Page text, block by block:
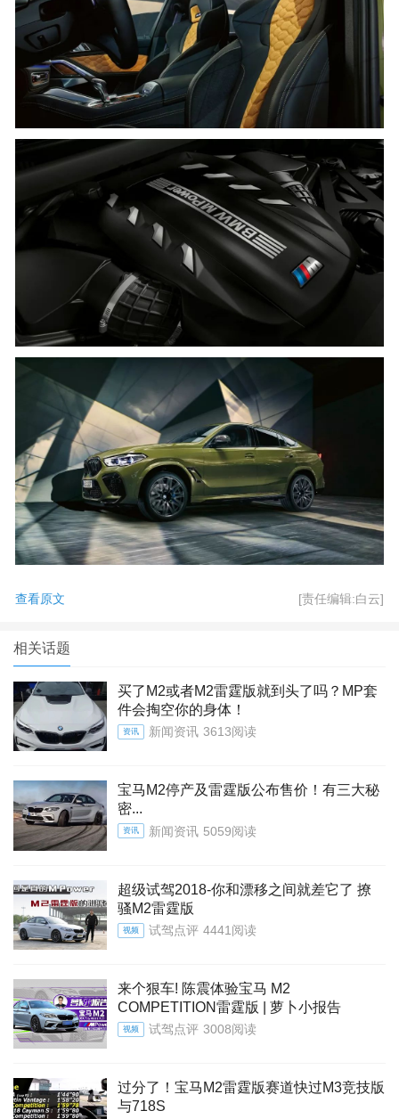
查看原文 [责任编辑:白云]
相关话题
买了M2或者M2雷霆版就到头了吗？MP套
件会掏空你的身体！
资讯 新闻资讯 3613阅读
宝马M2停产及雷霆版公布售价！有三大秘
密...
资讯 新闻资讯 5059阅读
超级试驾2018-你和漂移之间就差它了 撩
骚M2雷霆版
视频 试驾点评 4441阅读
来个狠车! 陈震体验宝马 M2
COMPETITION雷霆版 | 萝卜小报告
视频 试驾点评 3008阅读
过分了！宝马M2雷霆版赛道快过M3竞技版
与718S